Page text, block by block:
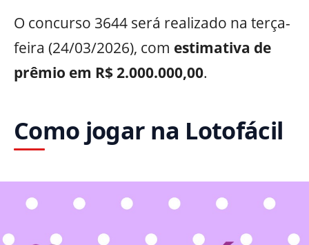
O concurso 3644 será realizado na terça-
feira (24/03/2026), com estimativa de
prêmio em R$ 2.000.000,00.
Como jogar na Lotofácil